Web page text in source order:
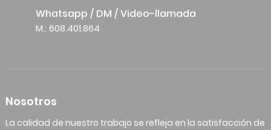
Whatsapp / DM / Video-llamada
M.: 608.401.864
Nosotros
La calidad de nuestro trabajo se refleja en la satisfacción de